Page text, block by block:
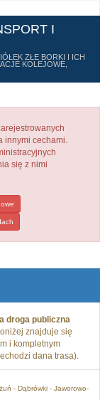
I
ZŁE BORKI I ICH
KOLEJOWE,
innymi cechami.
się z nimi
droga publiczna
znajduje się
i kompletnym
dana trasa).
- Dąbrówki - Jaworowo-